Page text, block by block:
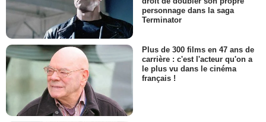
personnage dans la saga
Terminator
Plus de 300 films en 47 ans de
carrière : c'est l'acteur qu'on a
le plus vu dans le cinéma
français !